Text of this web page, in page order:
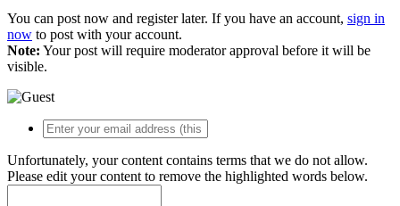
You can post now and register later. If you have an account, sign in
now to post with your account.
Note: Your post will require moderator approval before it will be
visible.
Unfortunately, your content contains terms that we do not allow.
Please edit your content to remove the highlighted words below.